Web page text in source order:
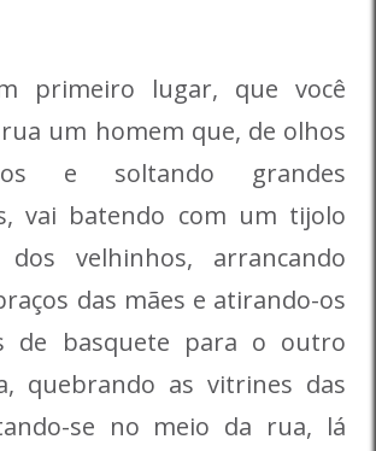
primeiro lugar, que você
um homem que, de olhos
e soltando grandes
vai batendo com um tijolo
velhinhos, arrancando
das mães e atirando-os
de basquete para o outro
quebrando as vitrines das
se no meio da rua, lá